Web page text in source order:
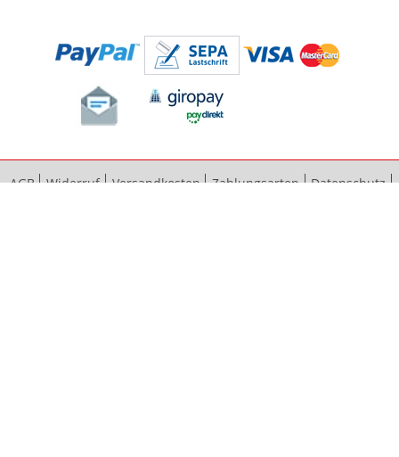
AGB Widerruf Versandkosten Zahlungsarten
Datenschutz